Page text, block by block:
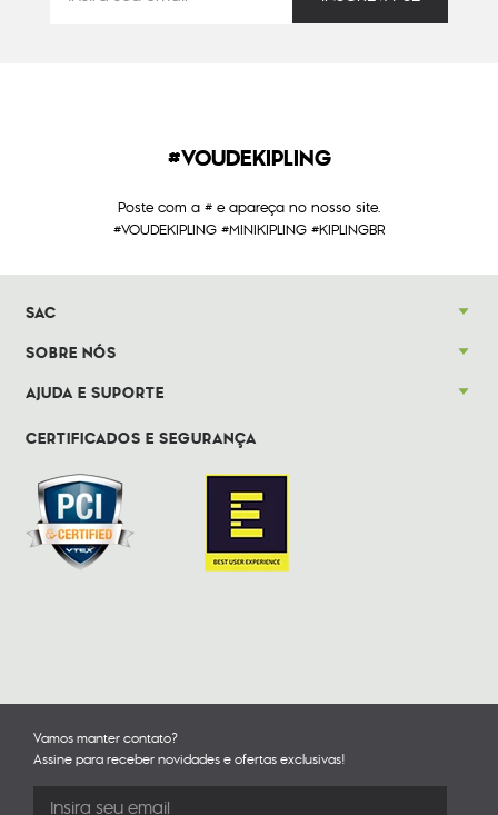
#VOUDEKIPLING
Poste com a # e apareça no nosso site.
#VOUDEKIPLING #MINIKIPLING #KIPLINGBR
SAC
SOBRE NÓS
AJUDA E SUPORTE
CERTIFICADOS E SEGURANÇA
Vamos manter contato?
Assine para receber novidades e ofertas exclusivas!